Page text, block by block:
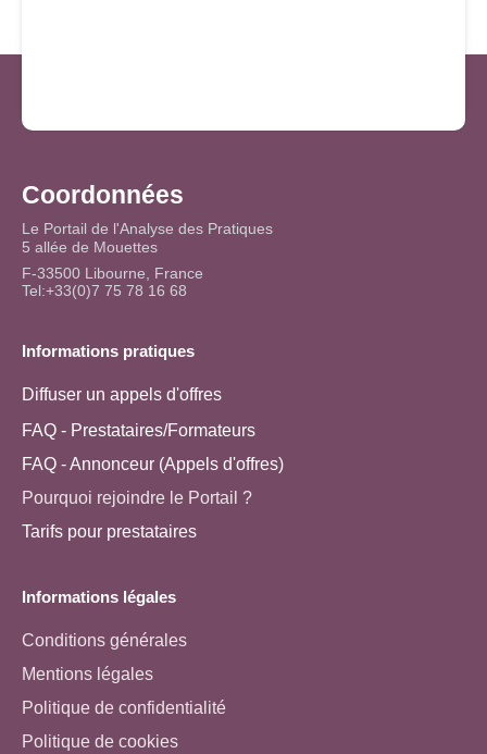
Coordonnées
Le Portail de l'Analyse des Pratiques
5 allée de Mouettes
F-33500 Libourne, France
Tel:+33(0)7 75 78 16 68
Informations pratiques
Diffuser un appels d'offres
FAQ - Prestataires/Formateurs
FAQ - Annonceur (Appels d'offres)
Pourquoi rejoindre le Portail ?
Tarifs pour prestataires
Informations légales
Conditions générales
Mentions légales
Politique de confidentialité
Politique de cookies